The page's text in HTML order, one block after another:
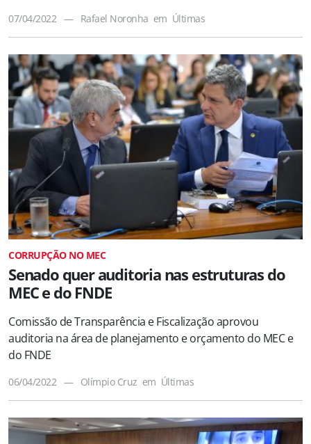
07/04/2022 — Rafael Noronha em Últimas
CORRUPÇÃO NO MEC
Senado quer auditoria nas estruturas do
MEC e do FNDE
Comissão de Transparência e Fiscalização aprovou
auditoria na área de planejamento e orçamento do MEC e
do FNDE
06/04/2022 — Olímpio Cruz em Últimas